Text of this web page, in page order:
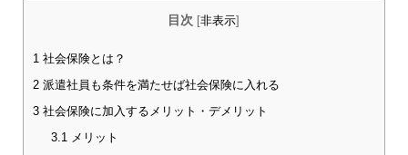
目次 [非表示
1 社会保険とは？
2派遣社員も条件を満たせば社会保険に入れる
3社会保険に加入するメリット・デメリット
3.1 メリット